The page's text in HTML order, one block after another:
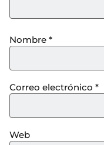
Nombre *
Correo electrónico *
Web